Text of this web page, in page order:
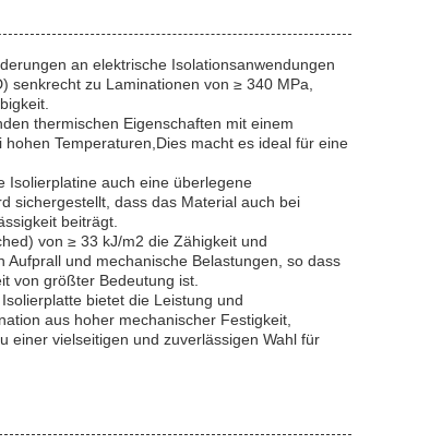
an elektrische Isolationsanwendungen
zu Laminationen von ≥ 340 MPa,
thermischen Eigenschaften mit einem
Temperaturen,Dies macht es ideal für eine
Isolierplatine auch eine überlegene
sichergestellt, dass das Material auch bei
beiträgt.
von ≥ 33 kJ/m2 die Zähigkeit und
und mechanische Belastungen, so dass
von größter Bedeutung ist.
bietet die Leistung und
aus hoher mechanischer Festigkeit,
einer vielseitigen und zuverlässigen Wahl für